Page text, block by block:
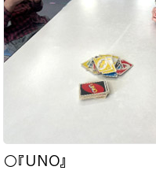
『UNO』